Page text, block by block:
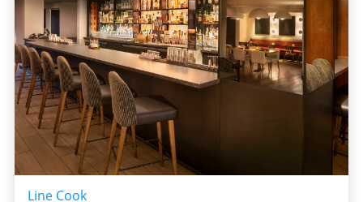
Line Cook